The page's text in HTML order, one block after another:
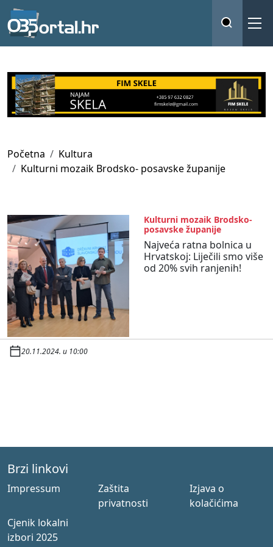
Početna
Kultura
Kulturni mozaik Brodsko- posavske županije
Kulturni mozaik Brodsko-
posavske županije
Najveća ratna bolnica u
Hrvatskoj: Liječili smo više
od 20% svih ranjenih!
20.11.2024. u 10:00
Brzi linkovi
Impressum
Zaštita
privatnosti
Izjava o
kolačićima
Cjenik lokalni
izbori 2025